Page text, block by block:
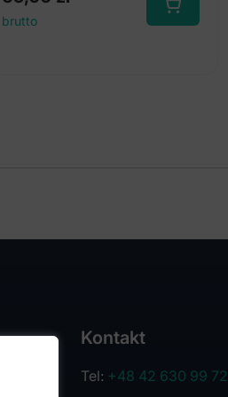
brutto
Kontakt
Tel: +48 42 630 99 72